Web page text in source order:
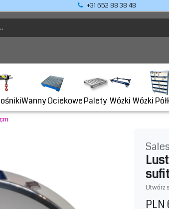
+31 652 88 38 48
Wanny OciekowePalety Wózki Wózki
Utwórz
PLN